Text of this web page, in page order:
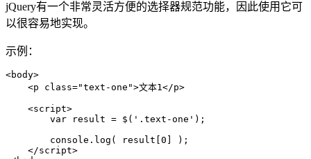
jQuery有一个非常灵活方便的选择器规范功能，因此使用它可
以很容易地实现。
示例：
<body>
<p class="text-one">文本1</p>
<script>
var result = $('.text-one');
console.log( result[0] );
</script>